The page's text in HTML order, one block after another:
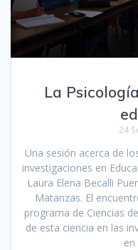
La
24
Una sesión acerca de
investigaciones en
Laura Elena Becalli
Matanzas. El
programa de Ciencias
de esta ciencia en las
en